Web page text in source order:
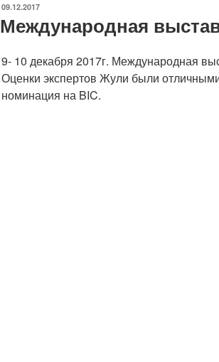
ОПУБЛИКОВАНО
09.12.2017
Международная
9- 10 декабря 2017г. Международная
Оценки экспертов Жули были
номинация на BIC.